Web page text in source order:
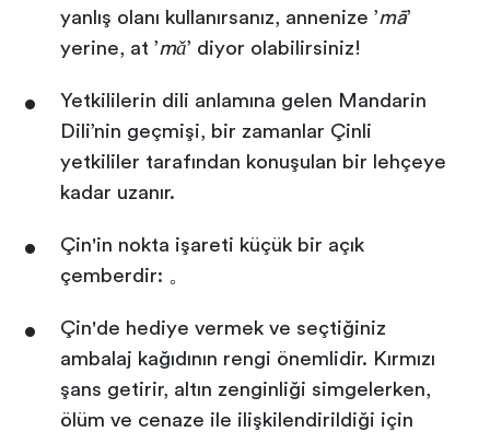
yanlış olanı kullanırsanız, annenize ’mā’
yerine, at ’mǎ’ diyor olabilirsiniz!
Yetkililerin dili anlamına gelen Mandarin
Dili’nin geçmişi, bir zamanlar Çinli
yetkililer tarafından konuşulan bir lehçeye
kadar uzanır.
Çin'in nokta işareti küçük bir açık
çemberdir: 。
Çin'de hediye vermek ve seçtiğiniz
ambalaj kağıdının rengi önemlidir. Kırmızı
şans getirir, altın zenginliği simgelerken,
ölüm ve cenaze ile ilişkilendirildiği için